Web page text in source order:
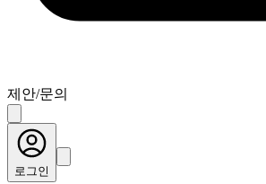
제안/문의
로그인